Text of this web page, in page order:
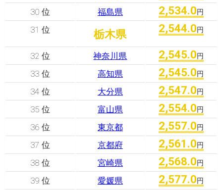
30 位 福島県 2,534.0円
31 位 栃木県 2,544.0円
32 位 神奈川県 2,545.0円
33 位 高知県 2,545.0円
34 位 大分県 2,547.0円
35 位 富山県 2,554.0円
36 位 東京都 2,557.0円
37 位 京都府 2,561.0円
38 位 宮崎県 2,568.0円
39 位 愛媛県 2,577.0円